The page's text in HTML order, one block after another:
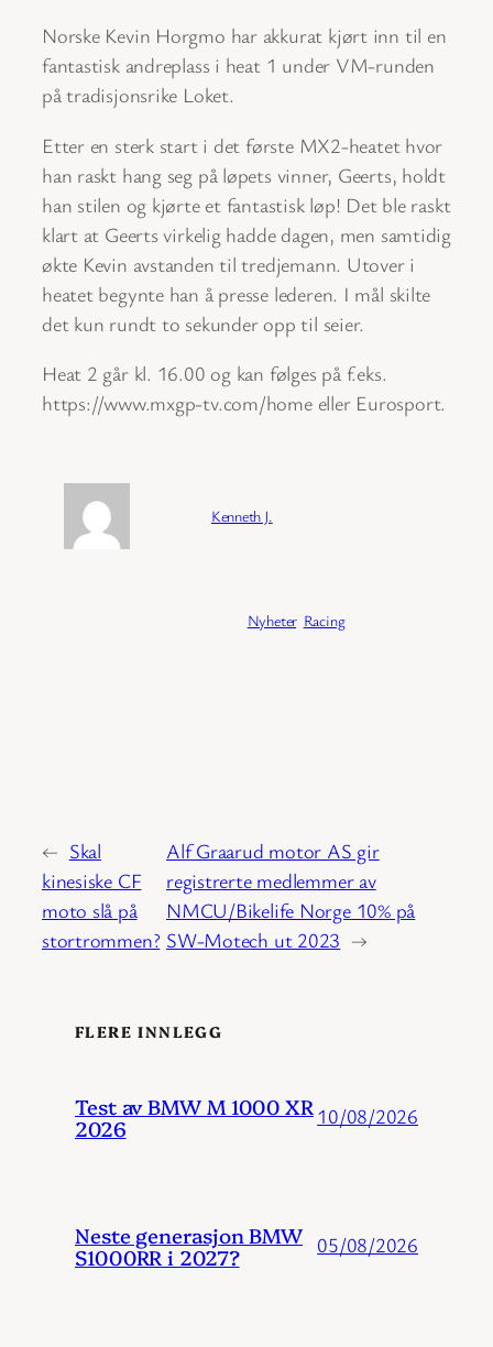
Norske Kevin Horgmo har akkurat kjørt inn til en
fantastisk andreplass i heat 1 under VM-runden
på tradisjonsrike Loket.
Etter en sterk start i det første MX2-heatet hvor
han raskt hang seg på løpets vinner, Geerts, holdt
han stilen og kjørte et fantastisk løp! Det ble raskt
klart at Geerts virkelig hadde dagen, men samtidig
økte Kevin avstanden til tredjemann. Utover i
heatet begynte han å presse lederen. I mål skilte
det kun rundt to sekunder opp til seier.
Heat 2 går kl. 16.00 og kan følges på f.eks.
https://www.mxgp-tv.com/home eller Eurosport.
Kenneth J.
Nyheter, Racing
← Skal
kinesiske CF
moto slå på
stortrommen?
Alf Graarud motor AS gir
registrerte medlemmer av
NMCU/Bikelife Norge 10% på
SW-Motech ut 2023 →
FLERE INNLEGG
Test av BMW M 1000 XR
2026 10/08/2026
Neste generasjon BMW
S1000RR i 2027? 05/08/2026